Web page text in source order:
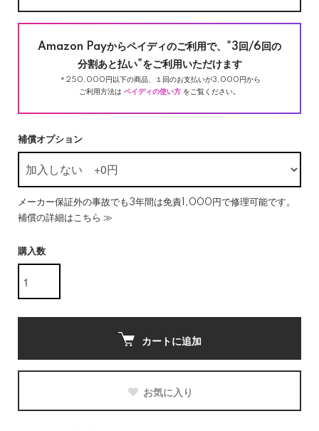
Amazon Payからペイディのご利用で、"3回/6回の
分割あと払い"をご利用いただけます
＊250,000円以下の商品、１回のお支払いが3,000円から
ご利用方法は ペイディの使い方 をご覧ください。
補償オプション
メーカー保証外の事故でも3年間は免責1,000円で修理可能です。
補償の詳細はこちら ≫
購入数
カートに追加
お気に入り